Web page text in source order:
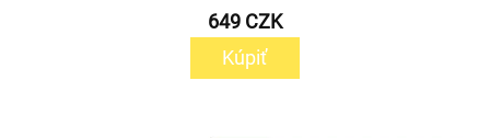
649 CZK
Kúpiť